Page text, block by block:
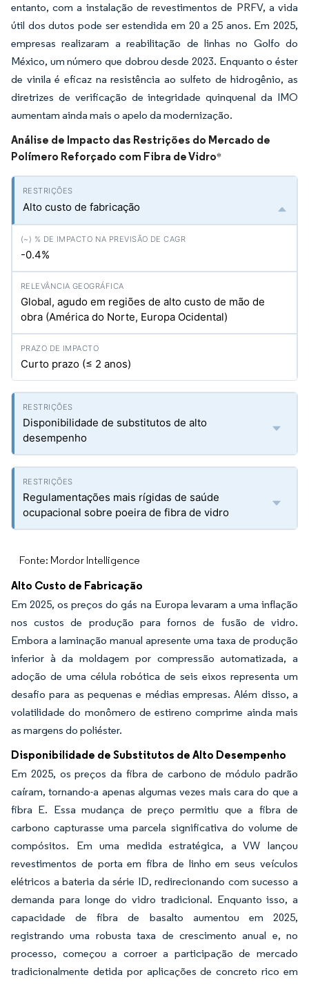
entanto, com a instalação de revestimentos de PRFV, a vida
útil dos dutos pode ser estendida em 20 a 25 anos. Em 2025,
empresas realizaram a reabilitação de linhas no Golfo do
México, um número que dobrou desde 2023. Enquanto o éster
de vinila é eficaz na resistência ao sulfeto de hidrogênio, as
diretrizes de verificação de integridade quinquenal da IMO
aumentam ainda mais o apelo da modernização.
Análise de Impacto das Restrições do Mercado de
Polímero Reforçado com Fibra de Vidro*
Alto custo de fabricação
-0.4%
Global, agudo em regiões de alto custo de mão de
obra (América do Norte, Europa Ocidental)
Curto prazo (≤ 2 anos)
Disponibilidade de substitutos de alto
desempenho
Regulamentações mais rígidas de saúde
ocupacional sobre poeira de fibra de vidro
Fonte: Mordor Intelligence
Alto Custo de Fabricação
Em 2025, os preços do gás na Europa levaram a uma inflação
nos custos de produção para fornos de fusão de vidro.
Embora a laminação manual apresente uma taxa de produção
inferior à da moldagem por compressão automatizada, a
adoção de uma célula robótica de seis eixos representa um
desafio para as pequenas e médias empresas. Além disso, a
volatilidade do monômero de estireno comprime ainda mais
as margens do poliéster.
Disponibilidade de Substitutos de Alto Desempenho
Em 2025, os preços da fibra de carbono de módulo padrão
caíram, tornando-a apenas algumas vezes mais cara do que a
fibra E. Essa mudança de preço permitiu que a fibra de
carbono capturasse uma parcela significativa do volume de
compósitos. Em uma medida estratégica, a VW lançou
revestimentos de porta em fibra de linho em seus veículos
elétricos a bateria da série ID, redirecionando com sucesso a
demanda para longe do vidro tradicional. Enquanto isso, a
capacidade de fibra de basalto aumentou em 2025,
registrando uma robusta taxa de crescimento anual e, no
processo, começou a corroer a participação de mercado
tradicionalmente detida por aplicações de concreto rico em